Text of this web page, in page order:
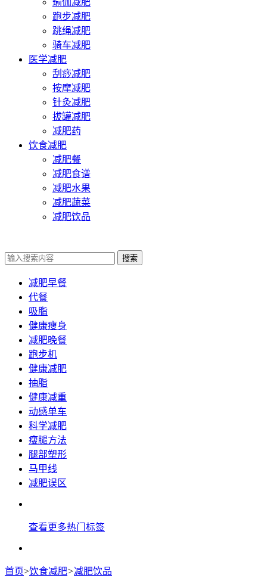
瑜伽减肥
跑步减肥
跳绳减肥
骑车减肥
医学减肥
刮痧减肥
按摩减肥
针灸减肥
拔罐减肥
减肥药
饮食减肥
减肥餐
减肥食谱
减肥水果
减肥蔬菜
减肥饮品
搜索
减肥早餐
代餐
吸脂
健康瘦身
减肥晚餐
跑步机
健康减肥
抽脂
健康减重
动感单车
科学减肥
瘦腿方法
腿部塑形
马甲线
减肥误区
查看更多热门标签
首页>饮食减肥>减肥饮品